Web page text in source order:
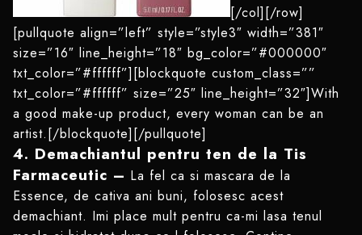
[/col][/row]
[pullquote align=”left” style=”style3″ width=”381″
size=”16″ line_height=”18″ bg_color=”#000000″
txt_color=”#ffffff”][blockquote custom_class=””
txt_color=”#ffffff” size=”25″ line_height=”32″]With
a good make-up product, every woman can be an
artist.[/blockquote][/pullquote]
4. Demachiantul pentru ten de la Tis
Farmaceutic – La fel ca si mascara de la
Essence, de cativa ani buni, folosesc acest
demachiant. Imi place mult pentru ca-mi lasa tenul